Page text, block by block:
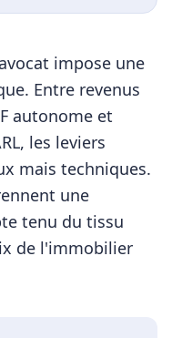
impose une
Entre revenus
autonome et
les leviers
mais techniques.
une
tenu du tissu
de l'immobilier